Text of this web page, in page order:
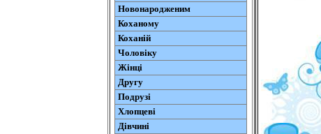
Новонародженим
Коханому
Коханій
Чоловіку
Жінці
Другу
Подрузі
Хлопцеві
Дівчині